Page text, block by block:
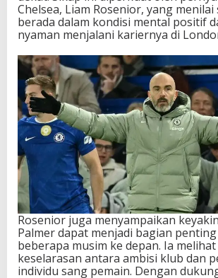
Chelsea, Liam Rosenior, yang
berada dalam kondisi mental positif
nyaman menjalani kariernya di
Rosenior juga menyampaikan
Palmer dapat menjadi bagian
beberapa musim ke depan. Ia melihat
keselarasan antara ambisi klub dan
individu sang pemain. Dengan